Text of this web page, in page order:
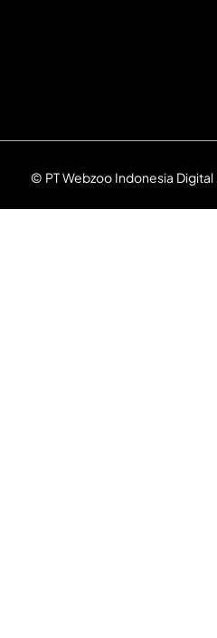
© PT Webzoo Indonesia